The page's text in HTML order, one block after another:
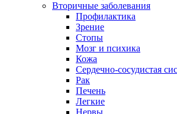
Вторичные заболевания
Профилактика
Зрение
Стопы
Мозг и психика
Кожа
Сердечно-сосудистая
Рак
Печень
Легкие
Нервы